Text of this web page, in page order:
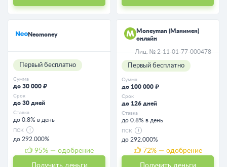
Neomoney
Первый бесплатно
Сумма
до 30 000 ₽
Срок
до 30 дней
Ставка
до 0.8% в день
ПСК
до 292.000%
95% — одобрение
Получить деньги
Moneyman (Манимен)
онлайн
Лиц. № 2-11-01-77-000478
Первый бесплатно
Сумма
до 100 000 ₽
Срок
до 126 дней
Ставка
до 0.8% в день
ПСК
до 292.000%
72% — одобрение
Получить деньги